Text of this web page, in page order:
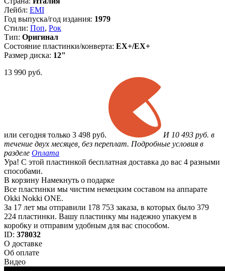
Лейбл: EMI
Год выпуска/год издания: 1979
Стили: Поп, Рок
Тип: Оригинал
Состояние пластинки/конверта: EX+/EX+
Размер диска: 12"
13 990 руб.
или сегодня только 3 498 руб.
И 10 493 руб. в
течение двух месяцев, без переплат. Подробные условия в
разделе Оплата
Ура! С этой пластинкой бесплатная доставка до вас 4 разными
способами.
В корзину Намекнуть о подарке
Все пластинки мы чистим немецким составом на аппарате
Okki Nokki ONE.
За 17 лет мы отправили 178 753 заказа, в которых было 379
224 пластинки. Вашу пластинку мы надежно упакуем в
коробку и отправим удобным для вас способом.
ID: 378032
О доставке
Об оплате
Видео